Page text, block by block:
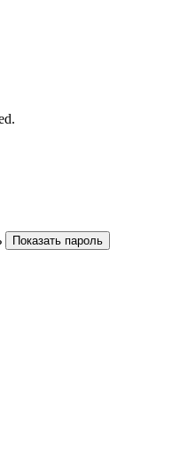
Показать пароль